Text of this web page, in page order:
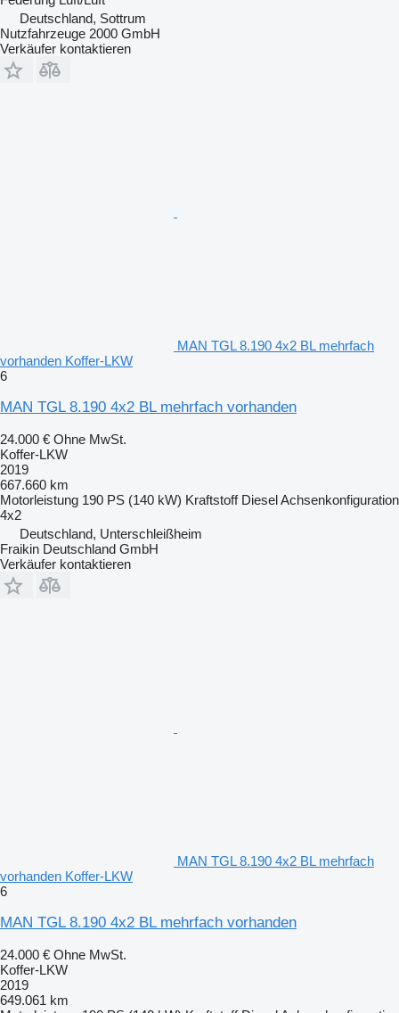
Deutschland, Sottrum
Nutzfahrzeuge 2000 GmbH
Verkäufer kontaktieren
MAN TGL 8.190 4x2 BL mehrfach
vorhanden Koffer-LKW
6
MAN TGL 8.190 4x2 BL mehrfach vorhanden
24.000 € Ohne MwSt.
Koffer-LKW
2019
667.660 km
Motorleistung 190 PS (140 kW) Kraftstoff DieselAchsenkonfiguration
4x2
Deutschland, Unterschleißheim
Fraikin Deutschland GmbH
Verkäufer kontaktieren
MAN TGL 8.190 4x2 BL mehrfach
vorhanden Koffer-LKW
6
MAN TGL 8.190 4x2 BL mehrfach vorhanden
24.000 € Ohne MwSt.
Koffer-LKW
2019
649.061 km